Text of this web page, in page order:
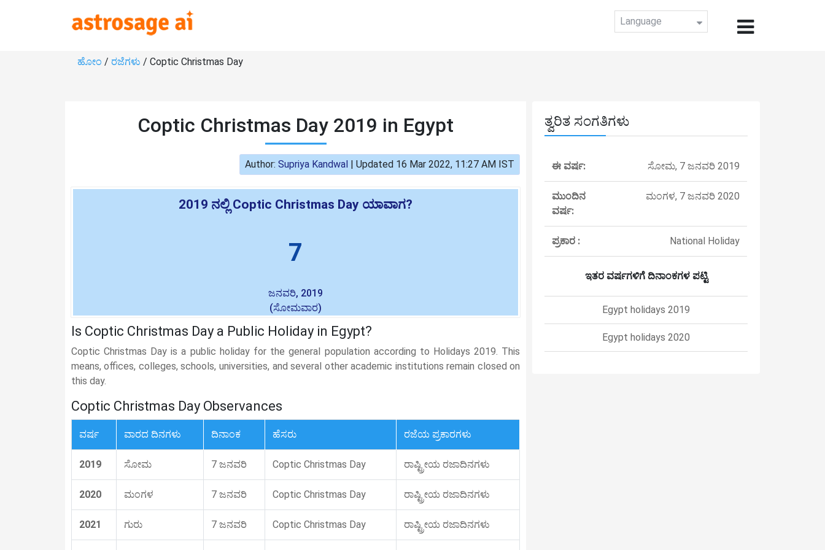
Language
ಹೋಂ / ರಜೆಗಳು / Coptic Christmas Day
Coptic Christmas Day 2019 in Egypt
Author:Supriya Kandwal |Updated 16 Mar 2022, 11:27 AM IST
2019 ನಲ್ಲಿ Coptic Christmas Day ಯಾವಾಗ?
7
ಜನವರಿ, 2019
(ಸೋಮವಾರ)
Is Coptic Christmas Day a Public Holiday in Egypt?
Coptic Christmas Day is a public holiday for the general population according to Holidays 2019. This
means, offices, colleges, schools, universities, and several other academic institutions remain closed on
this day.
Coptic Christmas Day Observances
ವರ್ಷ ವಾರದ ದಿನಗಳು ದಿನಾಂಕ ಹೆಸರು ರಜೆಯ ಪ್ರಕಾರಗಳು
2019 ಸೋಮ 7 ಜನವರಿ Coptic Christmas Day ರಾಷ್ಟ್ರೀಯ ರಜಾದಿನಗಳು
2020 ಮಂಗಳ 7 ಜನವರಿ Coptic Christmas Day ರಾಷ್ಟ್ರೀಯ ರಜಾದಿನಗಳು
2021 ಗುರು 7 ಜನವರಿ Coptic Christmas Day ರಾಷ್ಟ್ರೀಯ ರಜಾದಿನಗಳು
ತ್ವರಿತ ಸಂಗತಿಗಳು
ಈ ವರ್ಷ: ಸೋಮ, 7 ಜನವರಿ 2019
ಮುಂದಿನ
ವರ್ಷ:
ಮಂಗಳ, 7 ಜನವರಿ 2020
ಪ್ರಕಾರ : National Holiday
ಇತರ ವರ್ಷಗಳಿಗೆ ದಿನಾಂಕಗಳ ಪಟ್ಟಿ
Egypt holidays 2019
Egypt holidays 2020